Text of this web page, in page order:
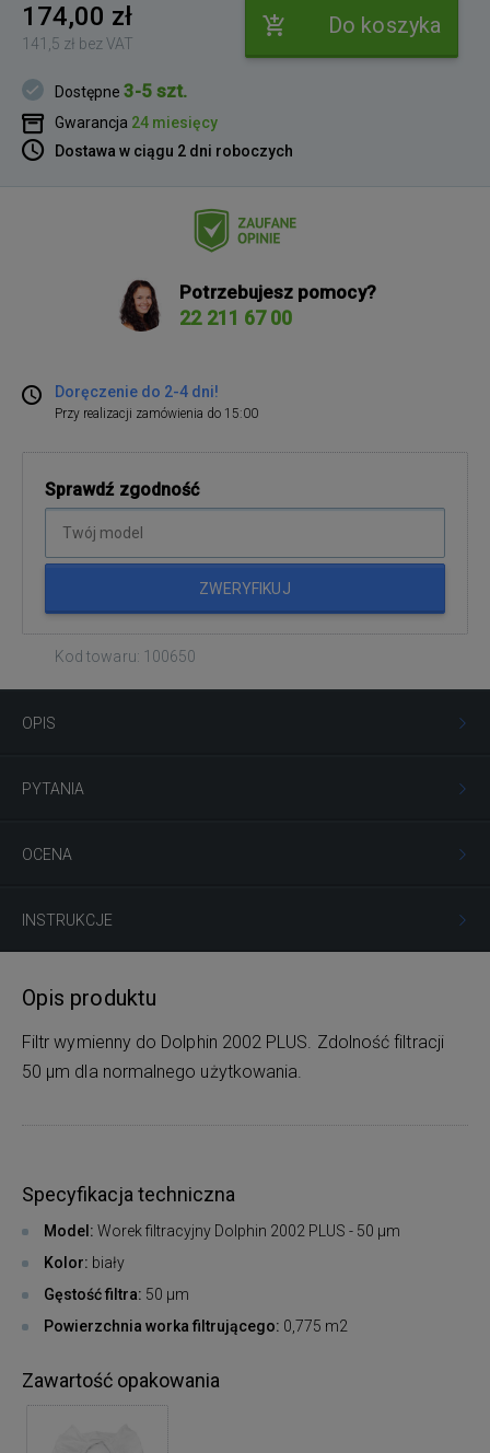
174,00 zł
141,5 zł bez VAT
Do koszyka
Dostępne3-5 szt.
Gwarancja 24 miesięcy
Dostawa w ciągu 2 dni roboczych
Potrzebujesz pomocy?
22 211 67 00
Doręczenie do 2-4 dni!
Przy realizacji zamówienia do 15:00
Sprawdź zgodność
ZWERYFIKUJ
Kod towaru: 100650
OPIS
PYTANIA
OCENA
INSTRUKCJE
Opis produktu
Filtr wymienny do Dolphin 2002 PLUS. Zdolność filtracji
50 μm dla normalnego użytkowania.
Specyfikacja techniczna
Model: Worek filtracyjny Dolphin 2002 PLUS - 50 μm
Kolor: biały
Gęstość filtra: 50 μm
Powierzchnia worka filtrującego: 0,775 m2
Zawartość opakowania